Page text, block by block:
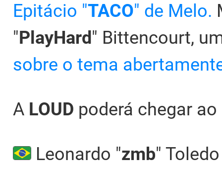
Epitácio "TACO" de Melo.
"PlayHard" Bittencourt,
sobre o tema
A LOUD poderá chegar ao
Leonardo "zmb" Toledo